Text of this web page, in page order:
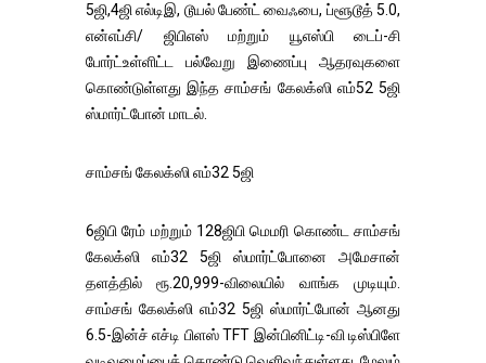
5ஜி,4ஜி எல்டிஇ, டூயல் பேண்ட் வைஃபை, ப்ளூடூத் 5.0,
என்எப்சி/ ஜிபிஎஸ் மற்றும் யூஎஸ்பி டைப்-சி
போர்ட்உள்ளிட்ட பல்வேறு இணைப்பு ஆதரவுகளை
கொண்டுள்ளது இந்த சாம்சங் கேலக்ஸி எம்52 5ஜி
ஸ்மார்ட்போன் மாடல்.
சாம்சங் கேலக்ஸி எம்32 5ஜி
6ஜிபி ரேம் மற்றும் 128ஜிபி மெமரி கொண்ட சாம்சங்
கேலக்ஸி எம்32 5ஜி ஸ்மார்ட்போனை அமேசான்
தளத்தில் ரூ.20,999-விலையில் வாங்க முடியும்.
சாம்சங் கேலக்ஸி எம்32 5ஜி ஸ்மார்ட்போன் ஆனது
6.5-இன்ச் எச்டி பிளஸ் TFT இன்பினிட்டி-வி டிஸ்பிளே